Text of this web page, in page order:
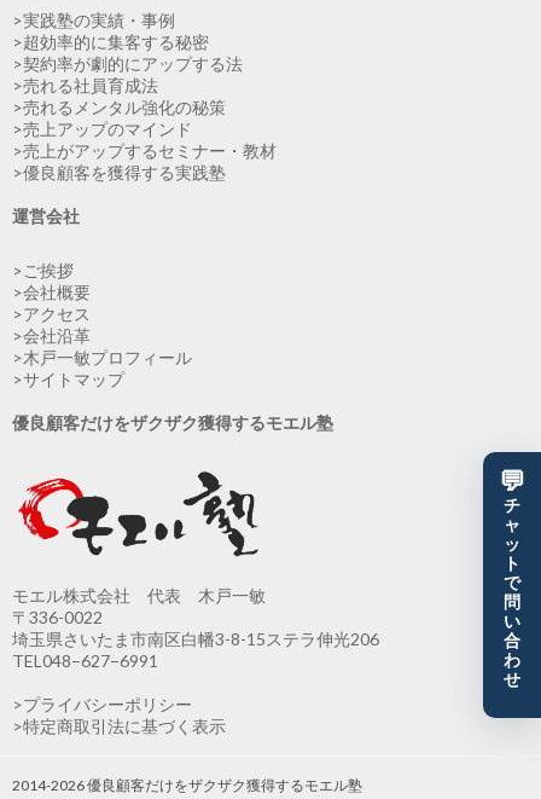
>実践塾の実績・事例
>超効率的に集客する秘密
>契約率が劇的にアップする法
>売れる社員育成法
>売れるメンタル強化の秘策
>売上アップのマインド
>売上がアップするセミナー・教材
>優良顧客を獲得する実践塾
運営会社
>ご挨拶
>会社概要
>アクセス
>会社沿革
>木戸一敏プロフィール
>サイトマップ
優良顧客だけをザクザク獲得するモエル塾
モエル株式会社 代表 木戸一敏
〒336-0022
埼玉県さいたま市南区白幡3-8-15ステラ伸光206
TEL048−627−6991
>プライバシーポリシー
>特定商取引法に基づく表示
2014-2026 優良顧客だけをザクザク獲得するモエル塾
💬
チ
ャ
ッ
ト
で
問
い
合
わ
せ